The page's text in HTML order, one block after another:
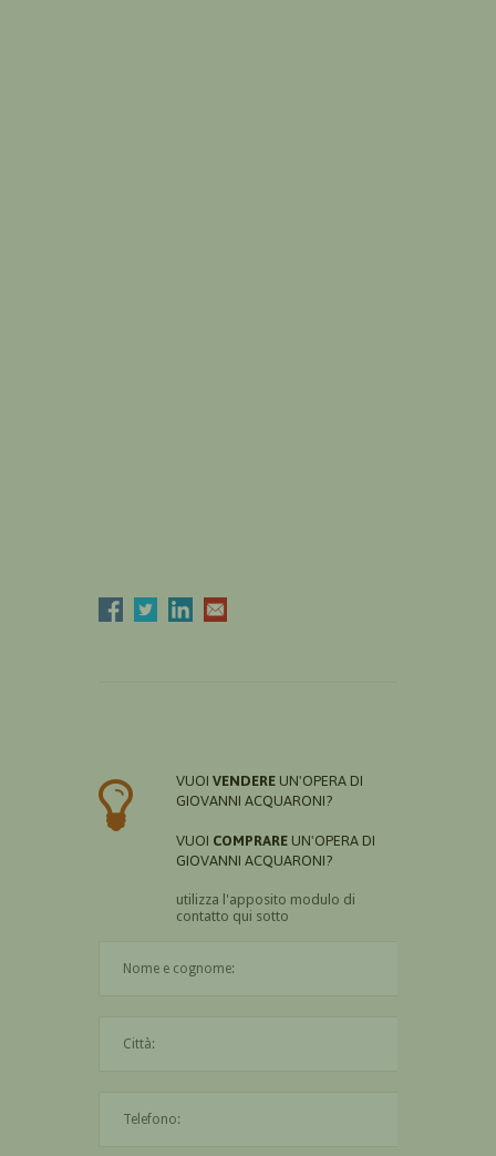
VUOI VENDERE UN'OPERA DI
GIOVANNI ACQUARONI?
VUOI COMPRARE UN'OPERA DI
GIOVANNI ACQUARONI?
utilizza l'apposito modulo di
contatto qui sotto